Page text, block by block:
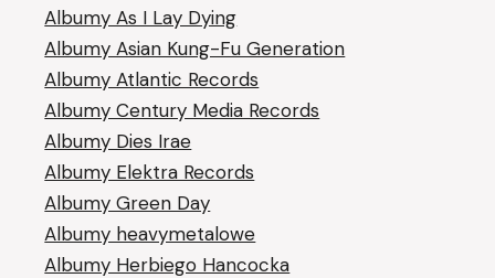
Albumy As I Lay Dying
Albumy Asian Kung-Fu Generation
Albumy Atlantic Records
Albumy Century Media Records
Albumy Dies Irae
Albumy Elektra Records
Albumy Green Day
Albumy heavymetalowe
Albumy Herbiego Hancocka